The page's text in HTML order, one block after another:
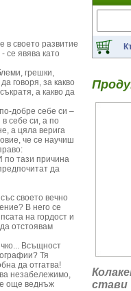
в своето развитие
се явява като
грешки,
говоря, за какво
а какво да
добре себе си –
себе си, а по
а цяла верига
че се научиш
по тази причина
да
своето вечно
В него се
на гордост и
отстоявам
Всъщност
Тя
да отгатва!
незабележимо,
още веднъж
стави